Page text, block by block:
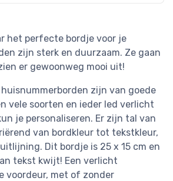
het perfecte bordje voor je
zijn sterk en duurzaam. Ze gaan
er gewoonweg mooi uit!
zijn van goede
vele soorten en ieder led verlicht
je personaliseren. Er zijn tal van
van bordkleur tot tekstkleur,
Dit bordje is 25 x 15 cm en
tekst kwijt! Een verlicht
voordeur, met of zonder